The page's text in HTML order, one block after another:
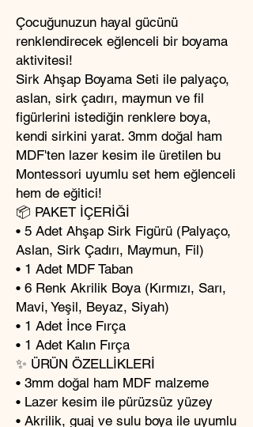
Çocuğunuzun hayal gücünü
renklendirecek eğlenceli bir boyama
aktivitesi!
Sirk Ahşap Boyama Seti ile palyaço,
aslan, sirk çadırı, maymun ve fil
figürlerini istediğin renklere boya,
kendi sirkini yarat. 3mm doğal ham
MDF'ten lazer kesim ile üretilen bu
Montessori uyumlu set hem eğlenceli
hem de eğitici!
📦 PAKET İÇERİĞİ
• 5 Adet Ahşap Sirk Figürü (Palyaço,
Aslan, Sirk Çadırı, Maymun, Fil)
• 1 Adet MDF Taban
• 6 Renk Akrilik Boya (Kırmızı, Sarı,
Mavi, Yeşil, Beyaz, Siyah)
• 1 Adet İnce Fırça
• 1 Adet Kalın Fırça
✨ ÜRÜN ÖZELLİKLERİ
• 3mm doğal ham MDF malzeme
• Lazer kesim ile pürüzsüz yüzey
• Akrilik, guaj ve sulu boya ile uyumlu